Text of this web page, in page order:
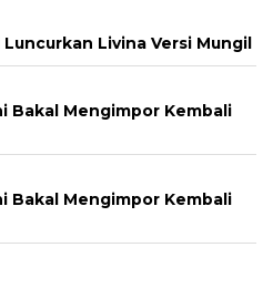
Livina Versi Mungil
Bakal Mengimpor Kembali
Bakal Mengimpor Kembali